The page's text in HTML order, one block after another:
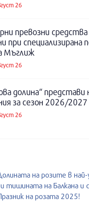
26
превозни
при специализирана
Мъглиж
26
долина“ представи
за сезон 2026/2027
26
на розите в най-
тишината на Балкана
на розата 2025!